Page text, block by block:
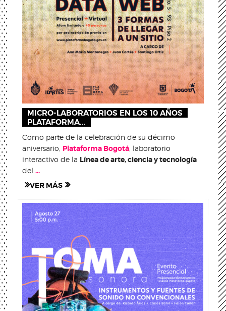
MICRO-LABORATORIOS EN LOS 10 AÑOS
PLATAFORMA...
Como parte de la celebración de su décimo
aniversario, Plataforma Bogotá, laboratorio
interactivo de la Línea de arte, ciencia y tecnología
del ...
VER MÁS